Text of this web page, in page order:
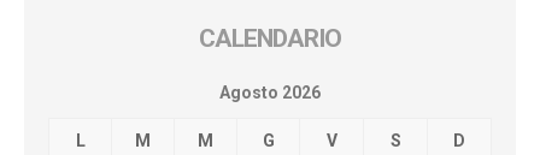
CALENDARIO
Agosto 2026
L M M G V S D